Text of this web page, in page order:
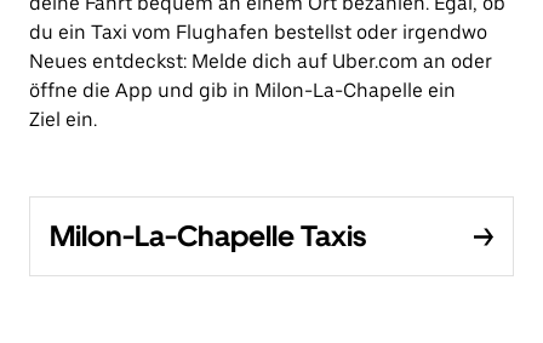
du ein Taxi vom Flughafen bestellst oder irgendwo
Neues entdeckst: Melde dich auf Uber.com an oder
öffne die App und gib in Milon-La-Chapelle ein
Ziel ein.
Milon-La-Chapelle Taxis